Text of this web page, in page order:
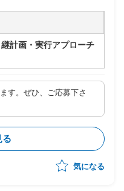
ル) / SAP(FI) / SAP(FI-GL) /
AA) / SAP(FI-SL) /
PC) / SAP(CO-PA) / IT /
計画・実行アプローチ
/引継項目洗い出し/引
・課題洗い出し・対
定・管理・個別フォ
割オフショア7割前後)
等）及び引継実行時の
）
す。ぜひ、ご応募下さ
る
気になる